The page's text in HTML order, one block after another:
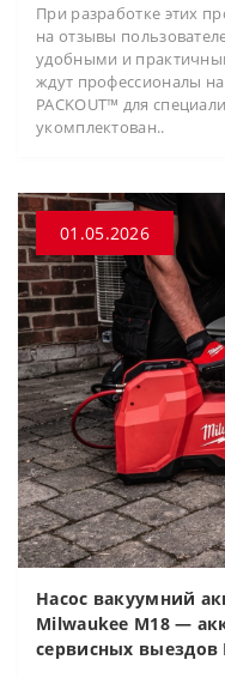
При разработке этих
на отзывы
удобными и
ждут профессионалы
PACKOUT™ для
укомплектован..
01.05.2026
Насос вакуумний
Milwaukee M18 —
сервисных выездов